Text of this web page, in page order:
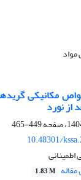
مکانیکی
449-465
10.48301/
1.83 M